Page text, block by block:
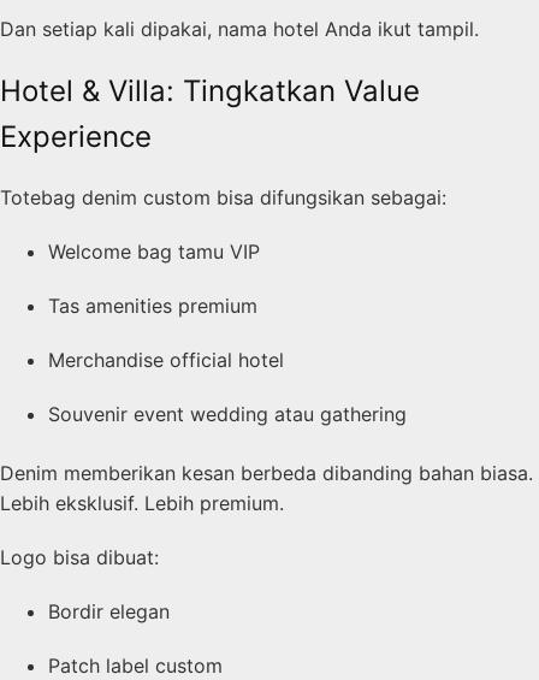
Dan setiap kali dipakai, nama hotel Anda ikut tampil.
Hotel & Villa: Tingkatkan Value
Experience
Totebag denim custom bisa difungsikan sebagai:
Welcome bag tamu VIP
Tas amenities premium
Merchandise official hotel
Souvenir event wedding atau gathering
Denim memberikan kesan berbeda dibanding bahan biasa.
Lebih eksklusif. Lebih premium.
Logo bisa dibuat:
Bordir elegan
Patch label custom